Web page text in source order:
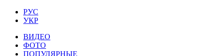
РУС
УКР
ВИДЕО
ФОТО
ПОПУЛЯРНЫЕ